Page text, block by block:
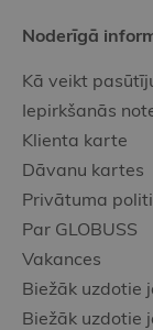
Noderīgā
Kā veikt
Iepirkšanās
Klienta karte
Dāvanu kartes
Privātuma
Par GLOBUSS
Vakances
Biežāk uzdotie
Biežāk uzdotie